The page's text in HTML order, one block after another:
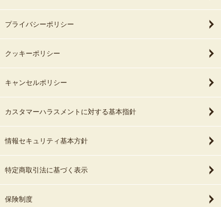
プライバシーポリシー
クッキーポリシー
キャンセルポリシー
カスタマーハラスメントに対する基本指針
情報セキュリティ基本方針
特定商取引法に基づく表示
保険制度